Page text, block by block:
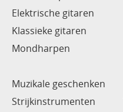
Elektrische gitaren
Klassieke gitaren
Mondharpen
Muzikale geschenken
Strijkinstrumenten